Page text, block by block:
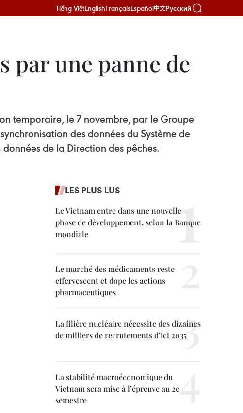
Tiếng ViệtEnglishFrançaisEspañol中文Русский
par une panne de
temporaire, le 7 novembre, par le Groupe
des données du Système de
de la Direction des pêches.
LES PLUS LUS
Le Vietnam entre dans une nouvelle
phase de développement, selon la Banque
mondiale
Le marché des médicaments reste
effervescent et dope les actions
pharmaceutiques
La filière nucléaire nécessite des dizaines
de milliers de recrutements d’ici 2035
La stabilité macroéconomique du
Vietnam sera mise à l’épreuve au 2e
semestre